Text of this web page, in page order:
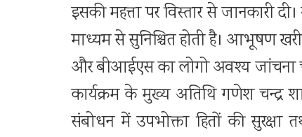
इसकी महत्ता पर विस्तार से जानकारी
माध्यम से सुनिश्चित होती है। आभूषण
और बीआईएस का लोगो अवश्य जांचना
कार्यक्रम के मुख्य अतिथि गणेश चन्द्र
संबोधन में उपभोक्ता हितों की सुरक्षा